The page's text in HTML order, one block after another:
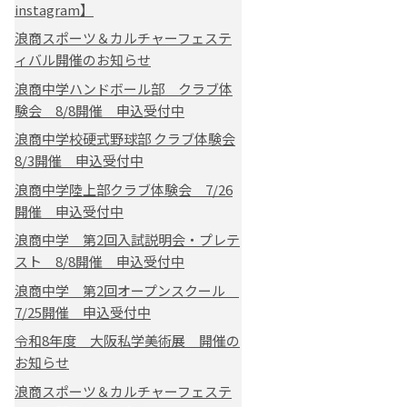
instagram】
浪商スポーツ＆カルチャーフェステ
ィバル開催のお知らせ
浪商中学ハンドボール部 クラブ体
験会 8/8開催 申込受付中
浪商中学校硬式野球部 クラブ体験会
8/3開催 申込受付中
浪商中学陸上部クラブ体験会 7/26
開催 申込受付中
浪商中学 第2回入試説明会・プレテ
スト 8/8開催 申込受付中
浪商中学 第2回オープンスクール
7/25開催 申込受付中
令和8年度 大阪私学美術展 開催の
お知らせ
浪商スポーツ＆カルチャーフェステ